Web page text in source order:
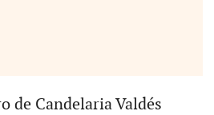
de Candelaria Valdés